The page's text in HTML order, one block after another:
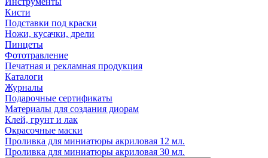
Кисти
Подставки под краски
Ножи, кусачки, дрели
Пинцеты
Фототравление
Печатная и рекламная продукция
Каталоги
Журналы
Подарочные сертификаты
Материалы для создания диорам
Клей, грунт и лак
Окрасочные маски
Проливка для миниатюры акриловая 12 мл.
Проливка для миниатюры акриловая 30 мл.